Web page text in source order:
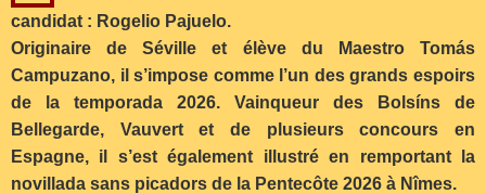
candidat : Rogelio Pajuelo.
Originaire de Séville et élève du Maestro Tomás
Campuzano, il s’impose comme l’un des grands espoirs
de la temporada 2026. Vainqueur des Bolsíns de
Bellegarde, Vauvert et de plusieurs concours en
Espagne, il s’est également illustré en remportant la
novillada sans picadors de la Pentecôte 2026 à Nîmes.